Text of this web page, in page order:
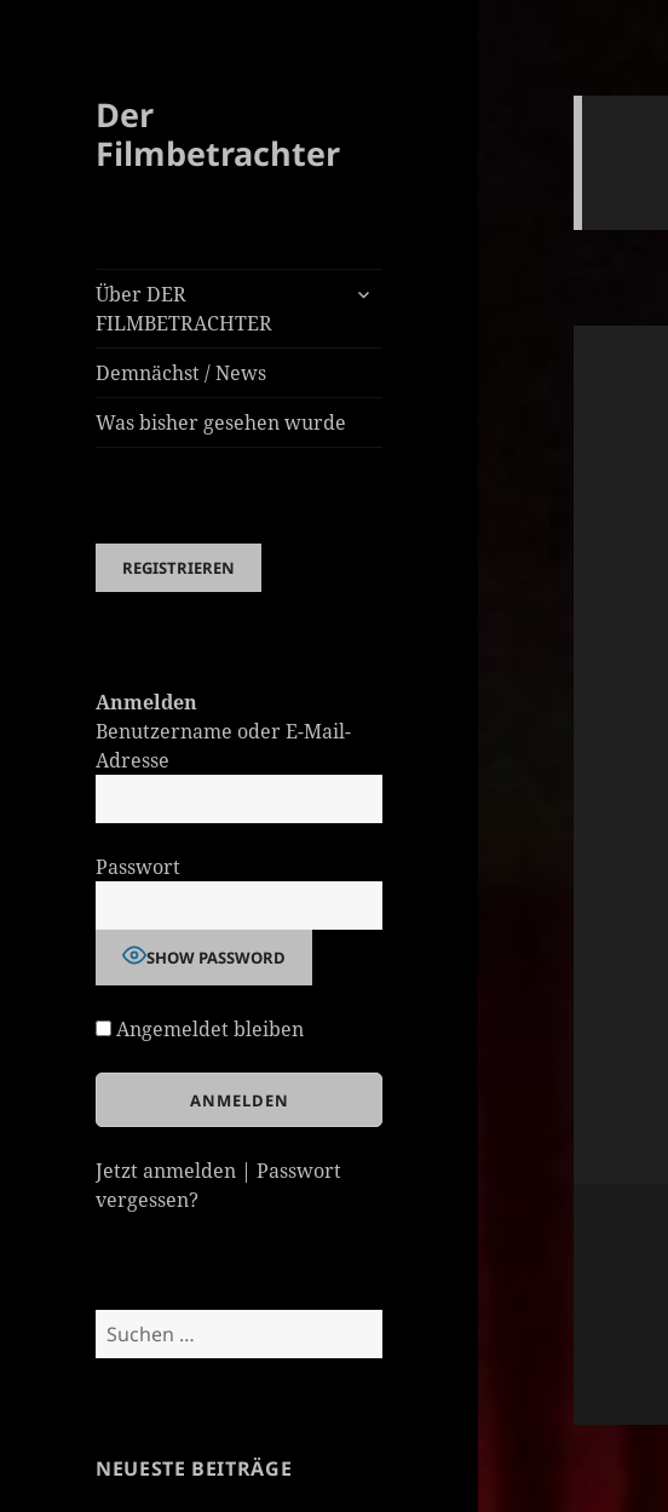
Der
Filmbetrachter
Über DER
FILMBETRACHTER
untermenü
Demnächst / News
Was bisher gesehen wurde
Anmelden
Benutzername oder E-Mail-
Adresse
Passwort
SHOW PASSWORD
Angemeldet bleiben
Jetzt anmelden |Passwort
vergessen?
Suchen
nach:
NEUESTE BEITRÄGE